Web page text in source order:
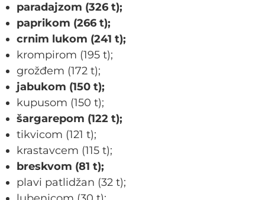
paradajzom (326 t);
paprikom (266 t);
crnim lukom (241 t);
krompirom (195 t);
grožđem (172 t);
jabukom (150 t);
kupusom (150 t);
šargarepom (122 t);
tikvicom (121 t);
krastavcem (115 t);
breskvom (81 t);
plavi patlidžan (32 t);